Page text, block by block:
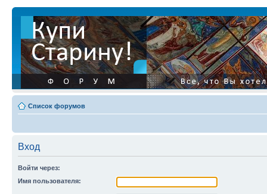
Список форумов
Вход
Войти через:
Имя пользователя: